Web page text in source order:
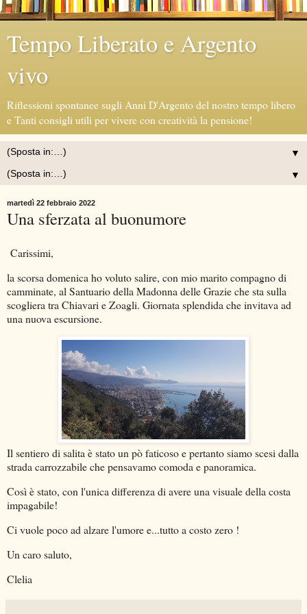
Tempo Liberato e Argento
vivo
Riflessioni spontanee sugli Anni D'Argento del nostro tempo libero
e Tanti consigli utili per vivere con creatività la pensione!
▼
▼
martedì 22 febbraio 2022
Una sferzata al buonumore
Carissimi,
la scorsa domenica ho voluto salire, con mio marito compagno di
camminate, al Santuario della Madonna delle Grazie che sta sulla
scogliera tra Chiavari e Zoagli. Giornata splendida che invitava ad
una nuova escursione.
Il sentiero di salita è stato un pò faticoso e pertanto siamo scesi dalla
strada carrozzabile che pensavamo comoda e panoramica.
Così è stato, con l'unica differenza di avere una visuale della costa
impagabile!
Ci vuole poco ad alzare l'umore e...tutto a costo zero !
Un caro saluto,
Clelia